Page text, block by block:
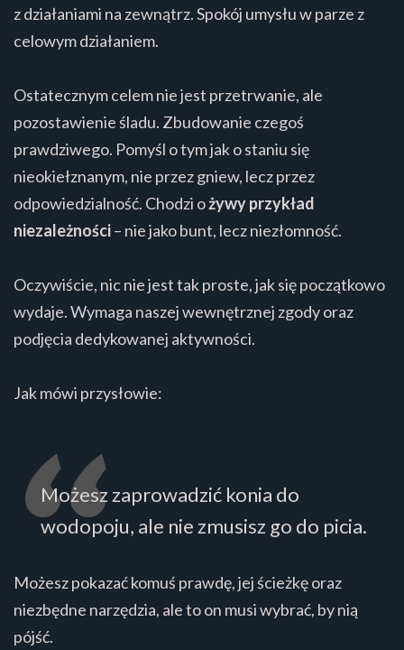
z działaniami na zewnątrz. Spokój umysłu w parze z
celowym działaniem.
Ostatecznym celem nie jest przetrwanie, ale
pozostawienie śladu. Zbudowanie czegoś
prawdziwego. Pomyśl o tym jak o staniu się
nieokiełznanym, nie przez gniew, lecz przez
odpowiedzialność. Chodzi ożywy przykład
niezależności– nie jako bunt, lecz niezłomność.
Oczywiście, nic nie jest tak proste, jak się początkowo
wydaje. Wymaga naszej wewnętrznej zgody oraz
podjęcia dedykowanej aktywności.
Jak mówi przysłowie:
Możesz zaprowadzić konia do
wodopoju, ale nie zmusisz go do picia.
Możesz pokazać komuś prawdę, jej ścieżkę oraz
niezbędne narzędzia, ale to on musi wybrać, by nią
pójść.